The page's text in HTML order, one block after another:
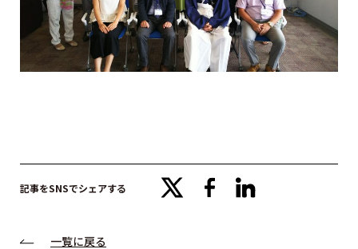
記事をSNSでシェアする facebooklinkedin
一覧に戻る